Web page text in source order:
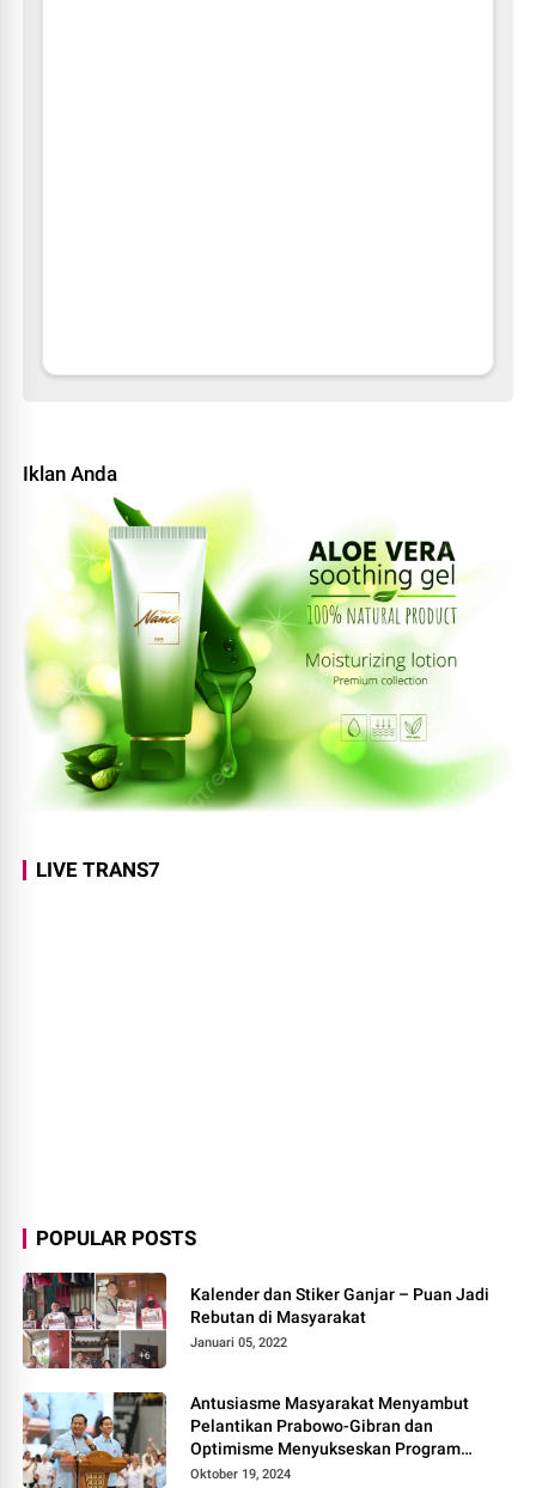
Iklan Anda
LIVE TRANS7
POPULAR POSTS
Kalender dan Stiker Ganjar – Puan Jadi
Rebutan di Masyarakat
Januari 05, 2022
Antusiasme Masyarakat Menyambut
Pelantikan Prabowo-Gibran dan
Optimisme Menyukseskan Program
Pemerintahan Baru
Oktober 19, 2024